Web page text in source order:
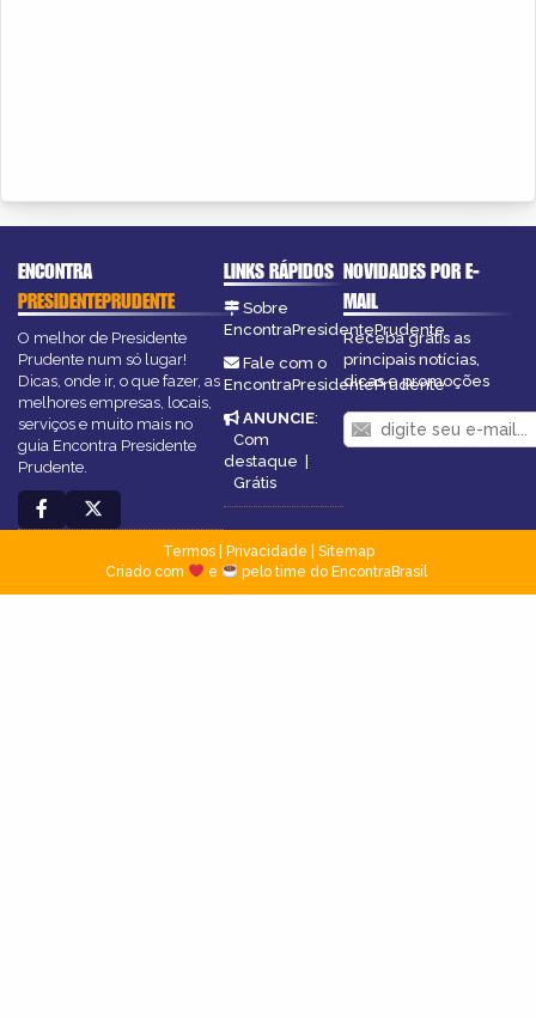
ENCONTRA
PRESIDENTEPRUDENTE
O melhor de Presidente
Prudente num só lugar!
Dicas, onde ir, o que fazer, as
melhores empresas, locais,
serviços e muito mais no
guia Encontra Presidente
Prudente.
LINKS RÁPIDOS
Sobre
EncontraPresidentePrudente
Fale com o
EncontraPresidentePrudente
ANUNCIE:
Com
destaque |
Grátis
NOVIDADES POR E-
MAIL
Receba grátis as
principais notícias,
dicas e promoções
Termos| Privacidade
Sitemap
Criado com
e pelo time do EncontraBrasil